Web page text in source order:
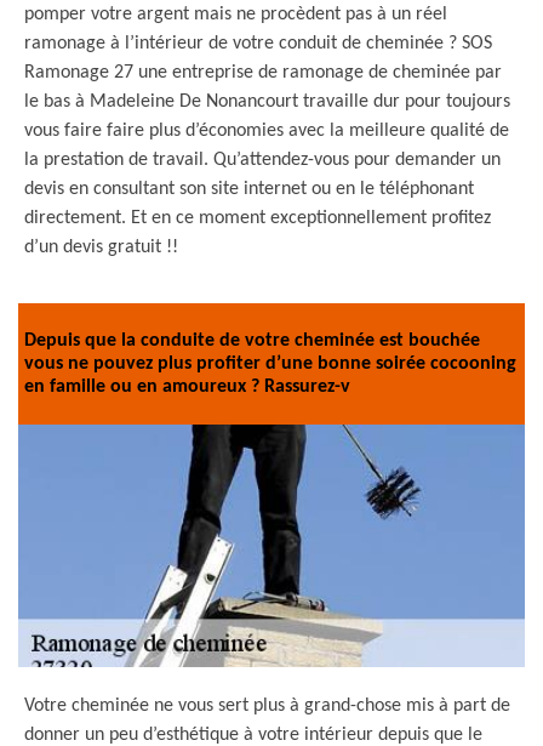
pomper votre argent mais ne procèdent pas à un réel
ramonage à l’intérieur de votre conduit de cheminée ? SOS
Ramonage 27 une entreprise de ramonage de cheminée par
le bas à Madeleine De Nonancourt travaille dur pour toujours
vous faire faire plus d’économies avec la meilleure qualité de
la prestation de travail. Qu’attendez-vous pour demander un
devis en consultant son site internet ou en le téléphonant
directement. Et en ce moment exceptionnellement profitez
d’un devis gratuit !!
Depuis que la conduite de votre cheminée est bouchée
vous ne pouvez plus profiter d’une bonne soirée cocooning
en famille ou en amoureux ? Rassurez-v
Votre cheminée ne vous sert plus à grand-chose mis à part de
donner un peu d’esthétique à votre intérieur depuis que le